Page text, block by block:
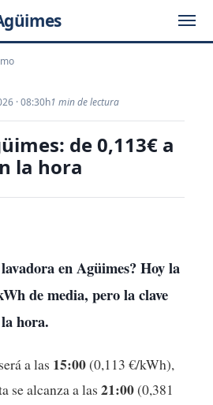
· 08:30h1 min de lectura
de 0,113€ a
la hora
en Agüimes? Hoy la
de media, pero la clave
hora.
a las 15:00(0,113 €/kWh),
se alcanza a las 21:00(0,381